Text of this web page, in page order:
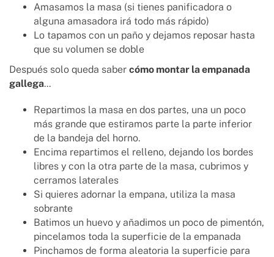
Amasamos la masa (si tienes panificadora o
alguna amasadora irá todo más rápido)
Lo tapamos con un paño y dejamos reposar hasta
que su volumen se doble
Después solo queda saber cómo montar la empanada
gallega...
Repartimos la masa en dos partes, una un poco
más grande que estiramos parte la parte inferior
de la bandeja del horno.
Encima repartimos el relleno, dejando los bordes
libres y con la otra parte de la masa, cubrimos y
cerramos laterales
Si quieres adornar la empana, utiliza la masa
sobrante
Batimos un huevo y añadimos un poco de pimentón,
pincelamos toda la superficie de la empanada
Pinchamos de forma aleatoria la superficie para